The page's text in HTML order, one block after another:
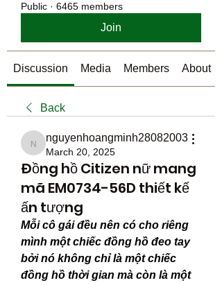
Public · 6465 members
Join
Discussion Media Members About
Back
nguyenhoangminh28082003
nguyenhoangminh28082003
March 20, 2025
Đồng hồ Citizen nữ mang
mã EM0734-56D thiết kế
ấn tượng
Mỗi cô gái đều nên có cho riêng
mình một chiếc đồng hồ đeo tay
bởi nó không chỉ là một chiếc
đồng hồ thời gian mà còn là một